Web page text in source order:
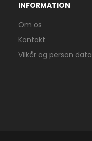
INFORMATION
Om os
Kontakt
Vilkår og person data